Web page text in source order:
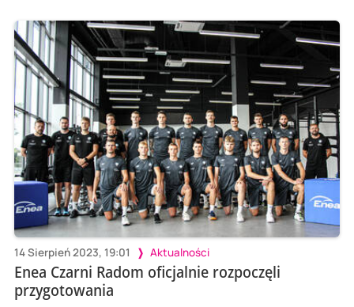
14 Sierpień 2023, 19:01 Aktualności
Enea Czarni Radom oficjalnie rozpoczęli
przygotowania